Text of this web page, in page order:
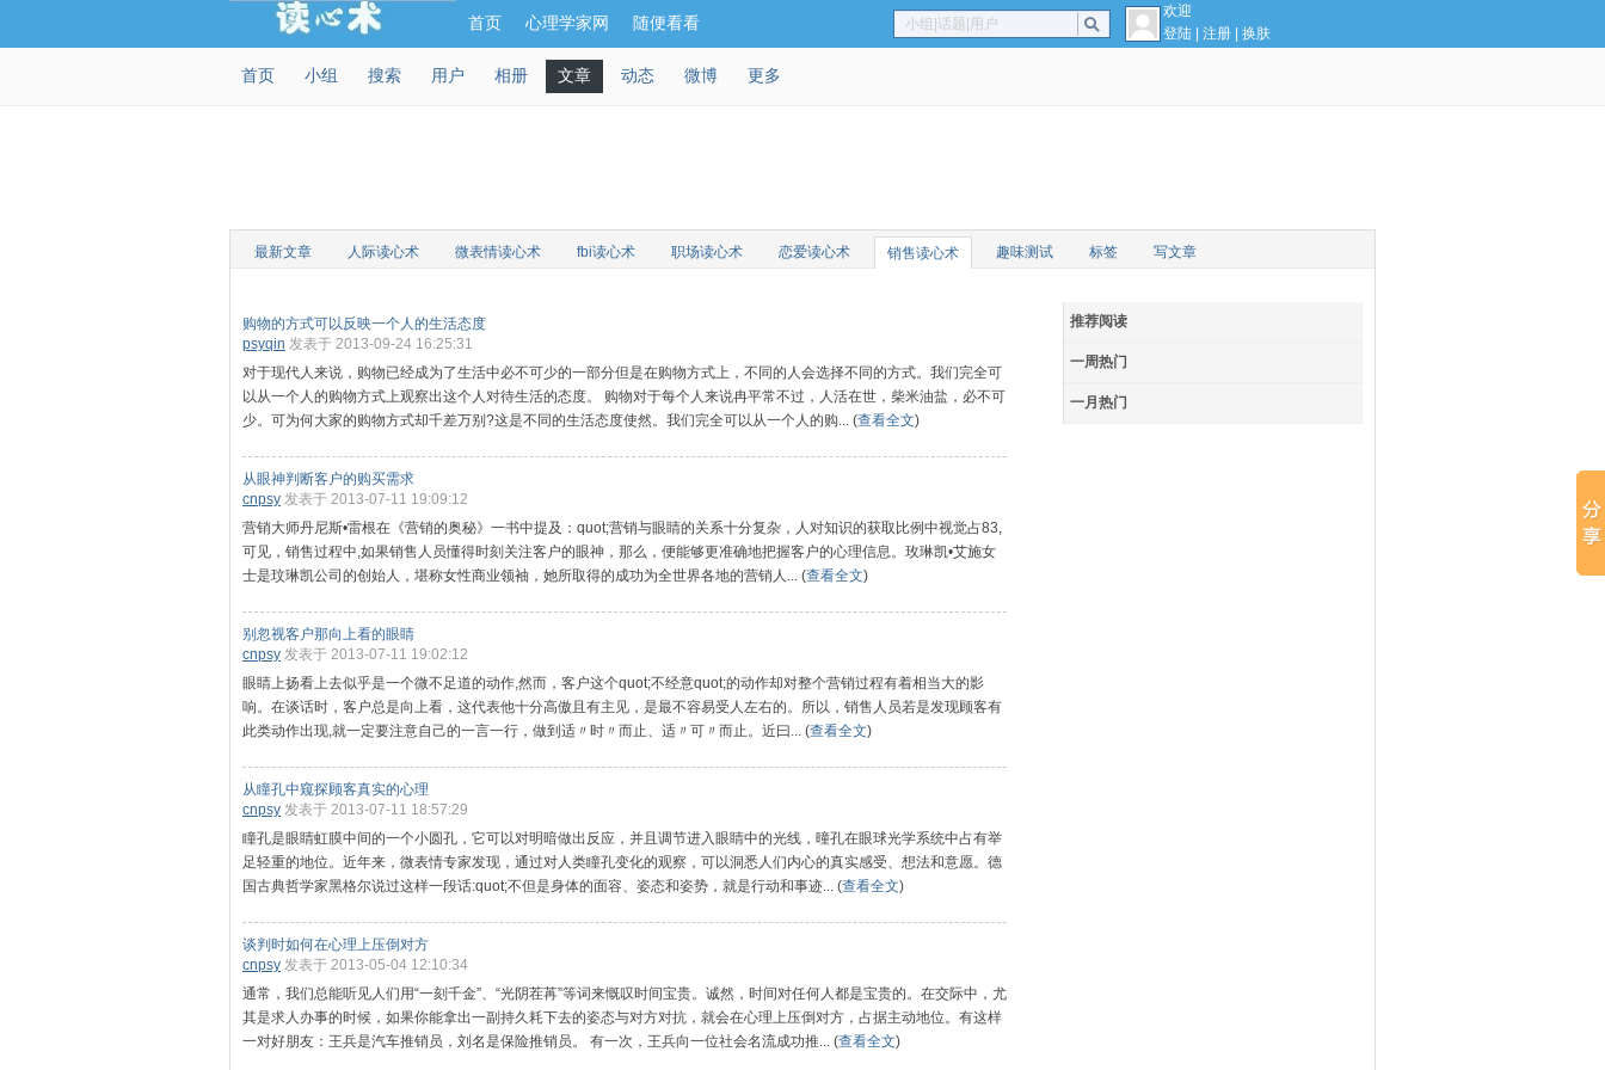
首页 心理学家网 随便看看
欢迎
登陆
注册 换肤
小组|话题|用户
首页 小组 搜索 用户 相册 文章 动态 微博 更多
最新文章 人际读心术 微表情读心术 fbi读心术 职场读心术 恋爱读心术 销售读心术 趣味测试 标签 写文章
购物的方式可以反映一个人的生活态度
psyqin 发表于 2013-09-24 16:25:31
对于现代人来说，购物已经成为了生活中必不可少的一部分但是在购物方式上，不同的人会选择不同的方式。我们完全可
以从一个人的购物方式上观察出这个人对待生活的态度。 购物对于每个人来说冉平常不过，人活在世，柴米油盐，必不可
少。可为何大家的购物方式却千差万别?这是不同的生活态度使然。我们完全可以从一个人的购... (查看全文)
从眼神判断客户的购买需求
cnpsy 发表于 2013-07-11 19:09:12
营销大师丹尼斯•雷根在《营销的奥秘》一书中提及：quot;营销与眼睛的关系十分复杂，人对知识的获取比例中视觉占83,
可见，销售过程中,如果销售人员懂得时刻关注客户的眼神，那么，便能够更准确地把握客户的心理信息。玫琳凯•艾施女
士是玟琳凯公司的创始人，堪称女性商业领袖，她所取得的成功为全世界各地的营销人... (查看全文)
别忽视客户那向上看的眼睛
cnpsy 发表于 2013-07-11 19:02:12
眼睛上扬看上去似乎是一个微不足道的动作,然而，客户这个quot;不经意quot;的动作却对整个营销过程有着相当大的影
响。在谈话时，客户总是向上看，这代表他十分高傲且有主见，是最不容易受人左右的。所以，销售人员若是发现顾客有
此类动作出现,就一定要注意自己的一言一行，做到适〃时〃而止、适〃可〃而止。近曰... (查看全文)
从瞳孔中窥探顾客真实的心理
cnpsy 发表于 2013-07-11 18:57:29
瞳孔是眼睛虹膜中间的一个小圆孔，它可以对明暗做出反应，并且调节进入眼睛中的光线，曈孔在眼球光学系统中占有举
足轻重的地位。近年来，微表情专家发现，通过对人类瞳孔变化的观察，可以洞悉人们内心的真实感受、想法和意愿。德
国古典哲学家黑格尔说过这样一段话:quot;不但是身体的面容、姿态和姿势，就是行动和事迹... (查看全文)
谈判时如何在心理上压倒对方
cnpsy 发表于 2013-05-04 12:10:34
通常，我们总能听见人们用“一刻千金”、“光阴茬苒”等词来慨叹时间宝贵。诚然，时间对任何人都是宝贵的。在交际中，尤
其是求人办事的时候，如果你能拿出一副持久耗下去的姿态与对方对抗，就会在心理上压倒对方，占据主动地位。有这样
一对好朋友：王兵是汽车推销员，刘名是保险推销员。 有一次，王兵向一位社会名流成功推... (查看全文)
推荐阅读
一周热门
一月热门